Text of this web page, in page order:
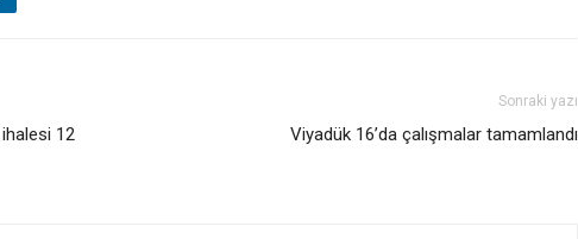
ihalesi 12
Sonraki yazı
Viyadük 16’da çalışmalar tamamlandı